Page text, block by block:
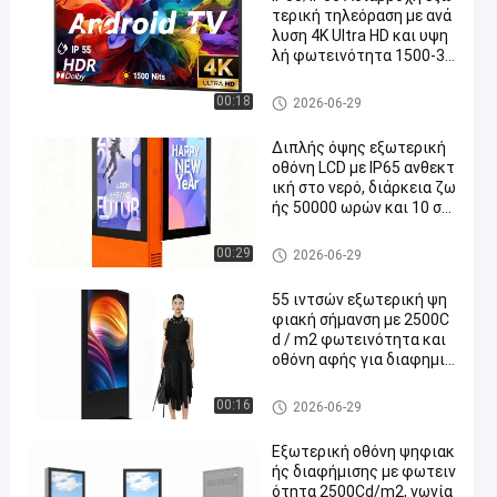
00:18
τερική τηλεόραση με ανά
λυση 4K Ultra HD και υψη
λή φωτεινότητα 1500-30
ολή
Υπαίθριο ψηφιακό σύστημα σ
ηματοδότησης LCD
2026-06-29
00:29
Διπλής όψης εξωτερική
οθόνη LCD με IP65 ανθεκτ
ική στο νερό, διάρκεια ζω
ής 50000 ωρών και 10 ση
Υπαίθριο ψηφιακό σύστημα σ
ηματοδότησης LCD
2026-06-29
00:16
55 ιντσών εξωτερική ψη
φιακή σήμανση με 2500C
d / m2 φωτεινότητα και
οθόνη αφής για διαφημισ
Υπαίθριο ψηφιακό σύστημα σ
ηματοδότησης LCD
2026-06-29
Εξωτερική οθόνη ψηφιακ
ής διαφήμισης με φωτειν
ότητα 2500Cd/m2, γωνία